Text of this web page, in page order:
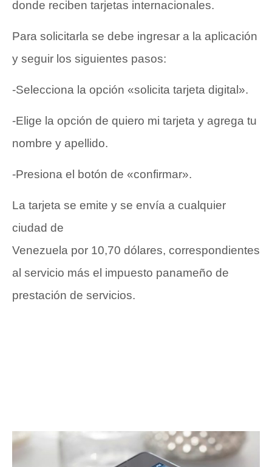
donde reciben tarjetas internacionales.
Para solicitarla se debe ingresar a la aplicación
y seguir los siguientes pasos:
-Selecciona la opción «solicita tarjeta digital».
-Elige la opción de quiero mi tarjeta y agrega tu
nombre y apellido.
-Presiona el botón de «confirmar».
La tarjeta se emite y se envía a cualquier
ciudad de
Venezuela por 10,70 dólares, correspondientes
al servicio más el impuesto panameño de
prestación de servicios.